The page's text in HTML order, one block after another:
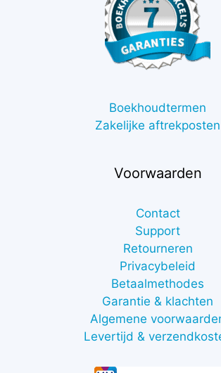
Boekhoudtermen
Zakelijke aftrekposten
Voorwaarden
Contact
Support
Retourneren
Privacybeleid
Betaalmethodes
Garantie & klachten
Algemene
Levertijd &